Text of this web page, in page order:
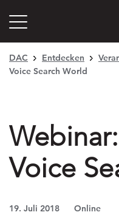
DAC Entdecken
Voice Search World
Voice
19. Juli 2018 Online